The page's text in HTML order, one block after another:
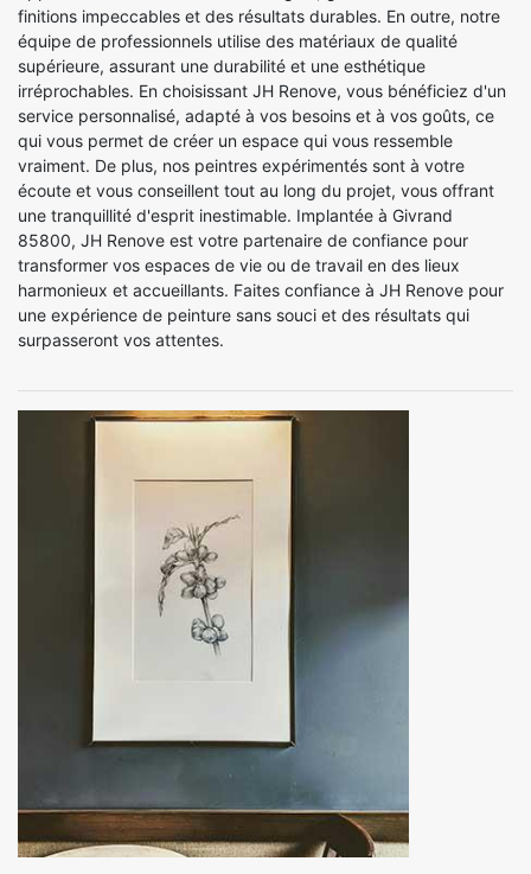
finitions impeccables et des résultats durables. En outre, notre
équipe de professionnels utilise des matériaux de qualité
supérieure, assurant une durabilité et une esthétique
irréprochables. En choisissant JH Renove, vous bénéficiez d'un
service personnalisé, adapté à vos besoins et à vos goûts, ce
qui vous permet de créer un espace qui vous ressemble
vraiment. De plus, nos peintres expérimentés sont à votre
écoute et vous conseillent tout au long du projet, vous offrant
une tranquillité d'esprit inestimable. Implantée à Givrand
85800, JH Renove est votre partenaire de confiance pour
transformer vos espaces de vie ou de travail en des lieux
harmonieux et accueillants. Faites confiance à JH Renove pour
une expérience de peinture sans souci et des résultats qui
surpasseront vos attentes.